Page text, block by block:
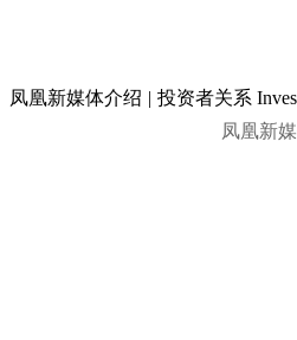
凤凰新媒体介绍 | 投资者关系
凤凰新